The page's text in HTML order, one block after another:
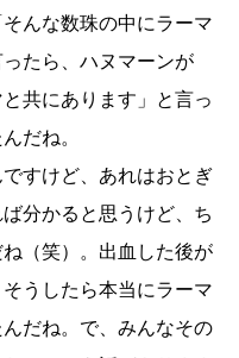
んな数珠の中にラーマ
たら、ハヌマーンが
共にあります」と言っ
だね。
すけど、あれはおとぎ
分かると思うけど、ち
（笑）。出血した後が
うしたら本当にラーマ
だね。で、みんなその